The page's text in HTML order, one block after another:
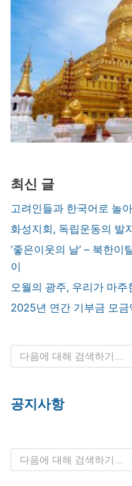
최신 글
고려인들과 한국어로 놀
화성지회, 독립운동의 발
‘좋은이웃의 날’ – 북한
이
오월의 광주, 우리가 마주
2025년 연간 기부금 모
공지사항